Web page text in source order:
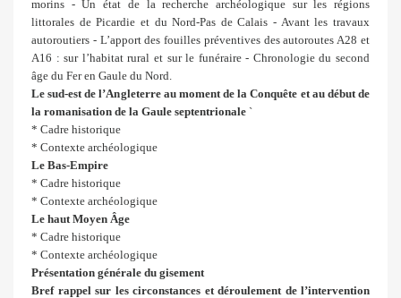
morins - Un état de la recherche archéologique sur les régions
littorales de Picardie et du Nord-Pas de Calais - Avant les travaux
autoroutiers - L’apport des fouilles préventives des autoroutes A28 et
A16 : sur l’habitat rural et sur le funéraire - Chronologie du second
âge du Fer en Gaule du Nord.
Le sud-est de l’Angleterre au moment de la Conquête et au début de
la romanisation de la Gaule septentrionale `
* Cadre historique
* Contexte archéologique
Le Bas-Empire
* Cadre historique
* Contexte archéologique
Le haut Moyen Âge
* Cadre historique
* Contexte archéologique
Présentation générale du gisement
Bref rappel sur les circonstances et déroulement de l’intervention